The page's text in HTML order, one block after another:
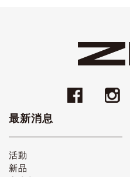
最新消息
活動
新品